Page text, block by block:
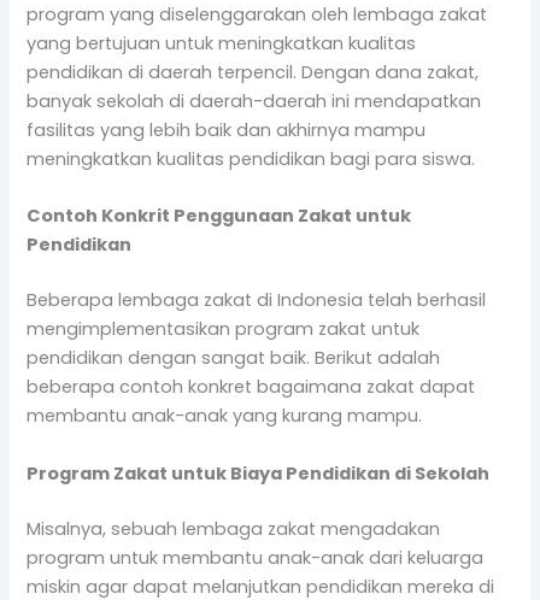
program yang diselenggarakan oleh lembaga zakat
yang bertujuan untuk meningkatkan kualitas
pendidikan di daerah terpencil. Dengan dana zakat,
banyak sekolah di daerah-daerah ini mendapatkan
fasilitas yang lebih baik dan akhirnya mampu
meningkatkan kualitas pendidikan bagi para siswa.
Contoh Konkrit Penggunaan Zakat untuk
Pendidikan
Beberapa lembaga zakat di Indonesia telah berhasil
mengimplementasikan program zakat untuk
pendidikan dengan sangat baik. Berikut adalah
beberapa contoh konkret bagaimana zakat dapat
membantu anak-anak yang kurang mampu.
Program Zakat untuk Biaya Pendidikan di Sekolah
Misalnya, sebuah lembaga zakat mengadakan
program untuk membantu anak-anak dari keluarga
miskin agar dapat melanjutkan pendidikan mereka di